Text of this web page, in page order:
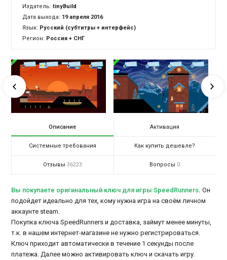
Издатель:tinyBuild
Дата выхода: 19 апреля 2016
Язык: Русский (субтитры + интерфейс)
Регион: Россия + СНГ
Описание Активация
Системные требования Как купить дешевле?
Отзывы 36223 Вопросы 0
Вы покупаете оригинальный ключ для игры SpeedRunners. Он
подойдет идеально для тех, кому нужна игра на своём личном
аккаунте steam.
Покупка ключа SpeedRunners и доставка, займут менее минуты,
т.к. в нашем интернет-магазине не нужно регистрироваться.
Ключ приходит автоматически в течение 1 секунды после
платежа. Далее можно активировать ключ и скачать игру.